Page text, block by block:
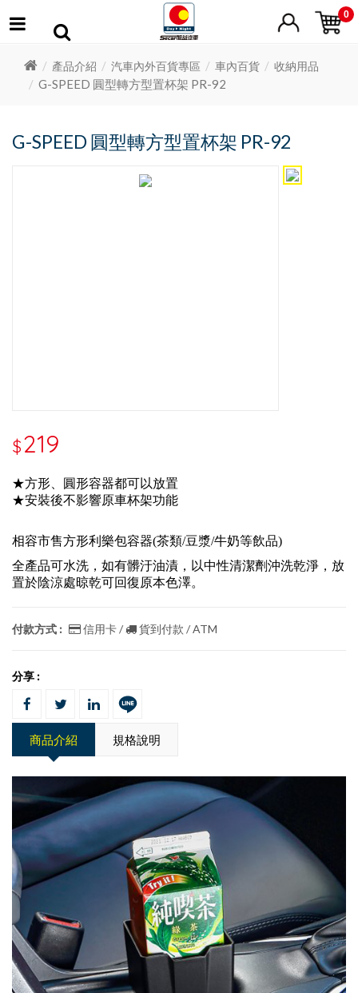
0
產品介紹 汽車內外百貨專區 車內百貨 收納用品
G-SPEED 圓型轉方型置杯架 PR-92
G-SPEED 圓型轉方型置杯架 PR-92
$219
★方形、圓形容器都可以放置
★安裝後不影響原車杯架功能
相容市售方形利樂包容器(茶類/豆漿/牛奶等飲品)
全產品可水洗，如有髒汙油漬，以中性清潔劑沖洗乾淨，放
置於陰涼處晾乾可回復原本色澤。
付款方式 : 信用卡 / 貨到付款 / ATM
分享 :
商品介紹 規格說明